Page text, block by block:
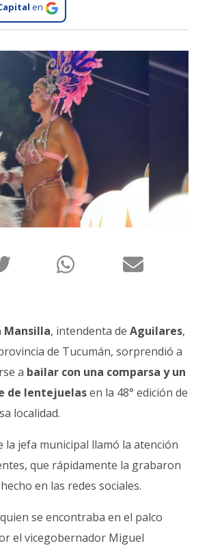
en
Mansilla, intendenta de Aguilares,
de Tucumán, sorprendió a
a bailar con una comparsa y un
de lentejuelasen la 48° edición de
localidad.
la jefa municipal llamó la atención
que rápidamente la grabaron
en las redes sociales.
se encontraba en el palco
el vicegobernador Miguel